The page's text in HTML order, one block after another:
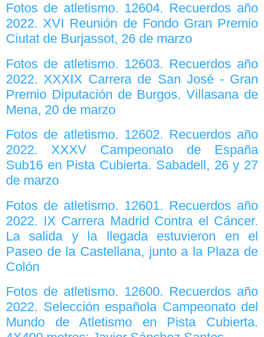
Fotos de atletismo. 12604. Recuerdos año
2022. XVI Reunión de Fondo Gran Premio
Ciutat de Burjassot, 26 de marzo
Fotos de atletismo. 12603. Recuerdos año
2022. XXXIX Carrera de San José - Gran
Premio Diputación de Burgos. Villasana de
Mena, 20 de marzo
Fotos de atletismo. 12602. Recuerdos año
2022. XXXV Campeonato de España
Sub16 en Pista Cubierta. Sabadell, 26 y 27
de marzo
Fotos de atletismo. 12601. Recuerdos año
2022. IX Carrera Madrid Contra el Cáncer.
La salida y la llegada estuvieron en el
Paseo de la Castellana, junto a la Plaza de
Colón
Fotos de atletismo. 12600. Recuerdos año
2022. Selección española Campeonato del
Mundo de Atletismo en Pista Cubierta.